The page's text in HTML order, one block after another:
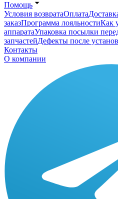
Помощь
Условия возвратаОплата
заказПрограмма лояльностиКак
аппаратаУпаковка посылки
запчастейДефекты после
Контакты
О компании